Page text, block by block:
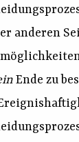
anderen
Ende zu